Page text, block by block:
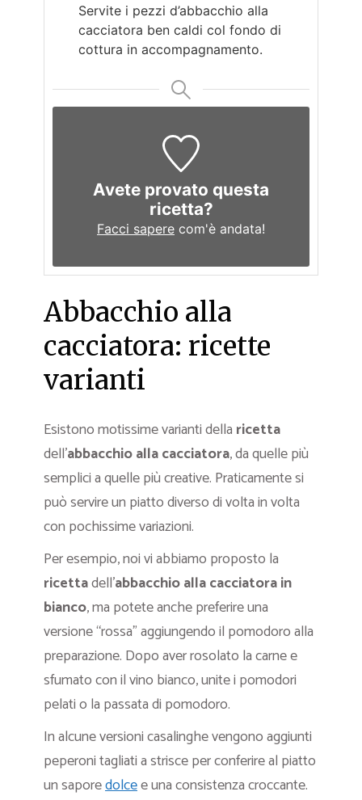
Servite i pezzi d’abbacchio alla
cacciatora ben caldi col fondo di
cottura in accompagnamento.
Avete provato questa
ricetta?
Facci sapere com'è andata!
Abbacchio alla
cacciatora: ricette
varianti
Esistono motissime varianti della ricetta
dell’abbacchio alla cacciatora, da quelle più
semplici a quelle più creative. Praticamente si
può servire un piatto diverso di volta in volta
con pochissime variazioni.
Per esempio, noi vi abbiamo proposto la
ricettadell’abbacchio alla cacciatora in
bianco, ma potete anche preferire una
versione “rossa” aggiungendo il pomodoro alla
preparazione. Dopo aver rosolato la carne e
sfumato con il vino bianco, unite i pomodori
pelati o la passata di pomodoro.
In alcune versioni casalinghe vengono aggiunti
peperoni tagliati a strisce per conferire al piatto
un saporedolcee una consistenza croccante.